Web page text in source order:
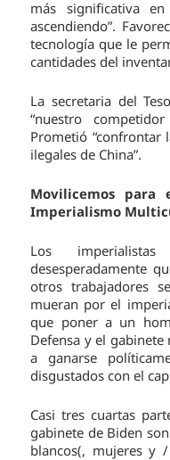
más significativa
ascendiendo”.
tecnología que le
cantidades del
La secretaria del
“nuestro
Prometió “confrontar
ilegales de China”.
Movilicemos para
Imperialismo
Los imperialistas
desesperadamente
otros trabajadores
mueran por el
que poner a un
Defensa y el
a ganarse
disgustados con el
Casi tres cuartas
gabinete de Biden
blancos(, mujeres y